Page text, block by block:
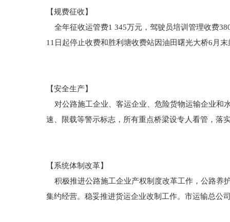
【规费征收】
全年征收运管费1 345万元，驾驶员培训管理收费
11日起停止收费和胜利塘收费站因油田曙光大桥6月
【安全生产】
对公路施工企业、客运企业、危险货物运输企业和
速、限载等警示标志，所有重点桥梁设专人看管，落
【系统体制改革】
积极推进公路施工企业产权制度改革工作，公路养
集约经营。稳妥推进货运企业改制工作。市运输总公